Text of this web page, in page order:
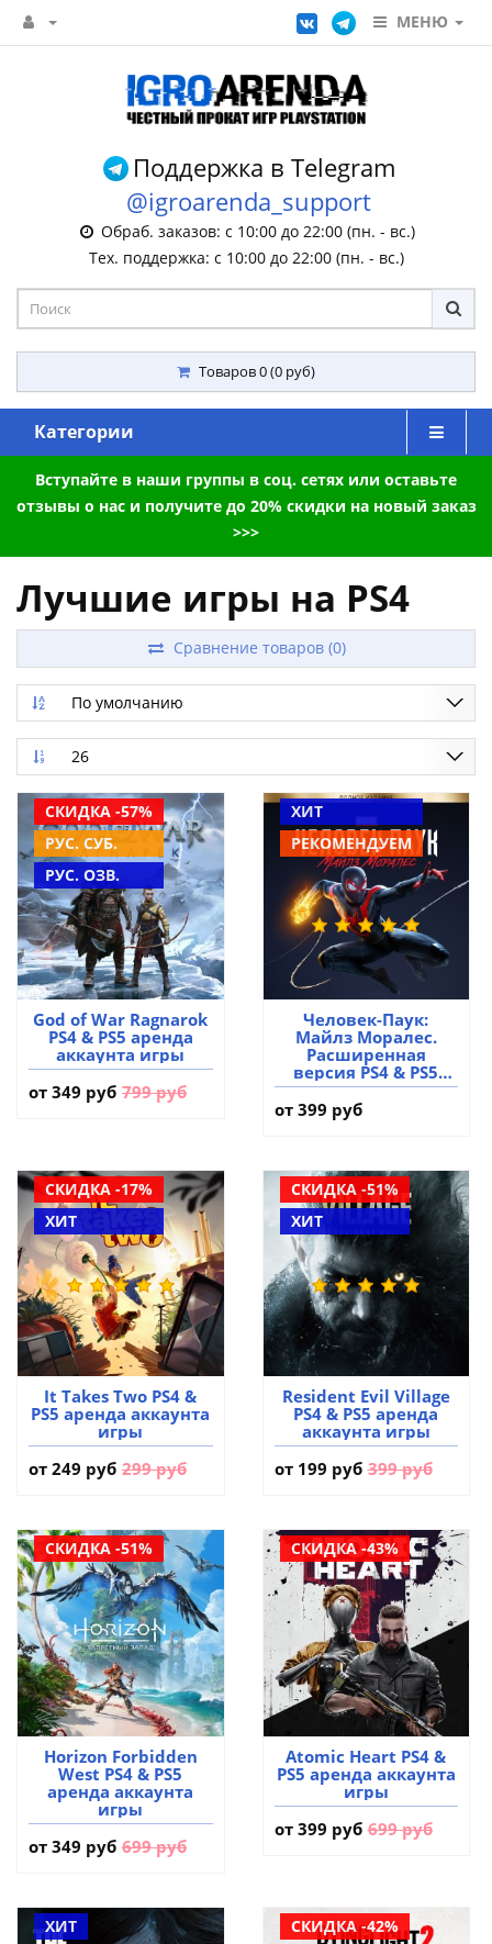
МЕНЮ
Поддержка в Telegram
@igroarenda_support
Обраб. заказов: с 10:00 до 22:00 (пн. - вс.)
Тех. поддержка: с 10:00 до 22:00 (пн. - вс.)
Товаров 0 (0 руб)
Категории
Вступайте в наши группы в соц. сетях или оставьте
отзывы о нас и получите до 20% скидки на новый заказ
>>>
Лучшие игры на PS4
Сравнение товаров (0)
По умолчанию
26
СКИДКА -57%
РУС. СУБ.
РУС. ОЗВ.
God of War Ragnarok
PS4 & PS5 аренда
аккаунта игры
от 349 руб 799 руб
ХИТ
РЕКОМЕНДУЕМ
Человек-Паук:
Майлз Моралес.
Расширенная
версия PS4 & PS5
аренда аккаунта
игры
от 399 руб
СКИДКА -17%
ХИТ
It Takes Two PS4 &
PS5 аренда аккаунта
игры
от 249 руб 299 руб
СКИДКА -51%
ХИТ
Resident Evil Village
PS4 & PS5 аренда
аккаунта игры
от 199 руб 399 руб
СКИДКА -51%
Horizon Forbidden
West PS4 & PS5
аренда аккаунта
игры
от 349 руб 699 руб
СКИДКА -43%
Atomic Heart PS4 &
PS5 аренда аккаунта
игры
от 399 руб 699 руб
ХИТ СКИДКА -42%